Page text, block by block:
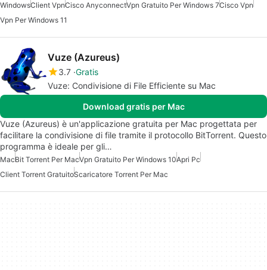
WindowsClient VpnCisco AnyconnectVpn Gratuito Per Windows 7Cisco Vpn
Vpn Per Windows 11
Vuze (Azureus)
3.7 Gratis
Vuze: Condivisione di File Efficiente su Mac
Download gratis per Mac
Vuze (Azureus) è un'applicazione gratuita per Mac progettata per
facilitare la condivisione di file tramite il protocollo BitTorrent. Questo
programma è ideale per gli…
MacBit Torrent Per MacVpn Gratuito Per Windows 10Apri Pc
Client Torrent GratuitoScaricatore Torrent Per Mac